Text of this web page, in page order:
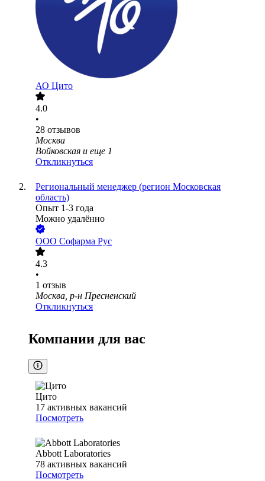
АО Цито
4.0
•
28 отзывов
Москва
Войковская и еще 1
Откликнуться
Региональный менеджер (регион Московская
область)
Опыт 1-3 года
Можно удалённо
ООО Софарма Рус
4.3
•
1 отзыв
Москва, р-н Пресненский
Откликнуться
Компании для вас
Цито
17 активных вакансий
Посмотреть
Abbott Laboratories
78 активных вакансий
Посмотреть